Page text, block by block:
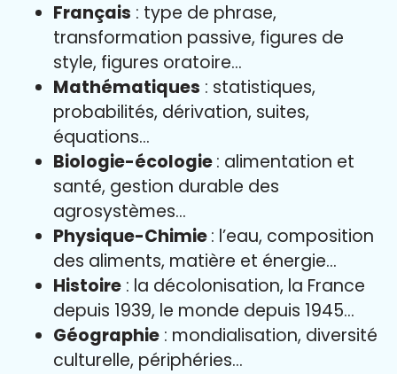
Français : type de phrase,
transformation passive, figures de
style, figures oratoire…
Mathématiques : statistiques,
probabilités, dérivation, suites,
équations…
Biologie-écologie: alimentation et
santé, gestion durable des
agrosystèmes…
Physique-Chimie: l’eau, composition
des aliments, matière et énergie…
Histoire : la décolonisation, la France
depuis 1939, le monde depuis 1945…
Géographie : mondialisation, diversité
culturelle, périphéries…